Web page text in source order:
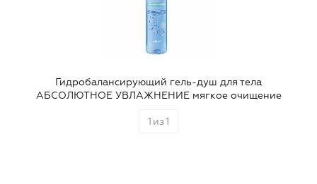
Гидробалансирующий гель-душ для тела
АБСОЛЮТНОЕ УВЛАЖНЕНИЕ мягкое очищение
1 из1